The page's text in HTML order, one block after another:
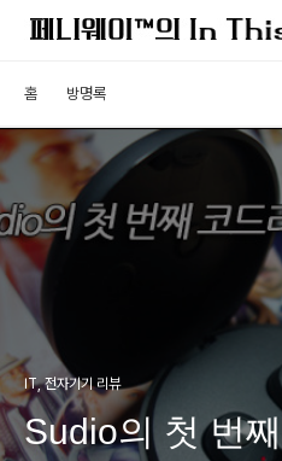
홈 방명록
IT, 전자기기 리뷰
Sudio의 첫 번